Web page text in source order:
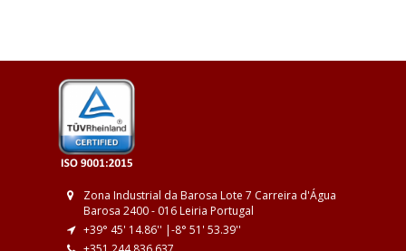
Zona Industrial da Barosa Lote 7 Carreira d'Água
Barosa 2400 - 016 Leiria Portugal
+39° 45' 14.86'' |-8° 51' 53.39''